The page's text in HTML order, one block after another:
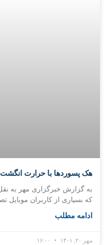
هک پسوردها با حرارت
به گزارش خبرگزاری مهر به
که بسیاری از کاربران موبایل
ادامه مطلب
مهر ۲۰, ۱۴۰۱